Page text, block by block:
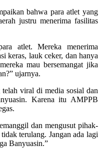
bahwa para atlet yang
justru menerima fasilitas
atlet. Mereka menerima
keras, lauk ceker, dan hanya
mau bersemangat jika
ujarnya.
viral di media sosial dan
Karena itu AMPPB
dan mengusut pihak-
terulang. Jangan ada lagi
Banyuasin.”